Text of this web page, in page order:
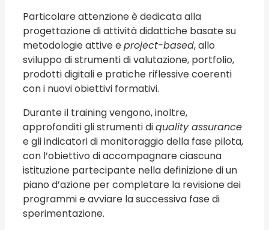
Particolare attenzione è dedicata alla
progettazione di attività didattiche basate su
metodologie attive eproject-based, allo
sviluppo di strumenti di valutazione, portfolio,
prodotti digitali e pratiche riflessive coerenti
con i nuovi obiettivi formativi.
Durante il training vengono, inoltre,
approfonditi gli strumenti diquality assurance
e gli indicatori di monitoraggio della fase pilota,
con l’obiettivo di accompagnare ciascuna
istituzione partecipante nella definizione di un
piano d’azione per completare la revisione dei
programmi e avviare la successiva fase di
sperimentazione.